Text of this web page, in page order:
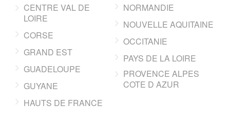
CENTRE VAL DE
LOIRE
CORSE
GRAND EST
GUADELOUPE
GUYANE
HAUTS DE FRANCE
NORMANDIE
NOUVELLE AQUITAINE
OCCITANIE
PAYS DE LA LOIRE
PROVENCE ALPES
COTE D AZUR